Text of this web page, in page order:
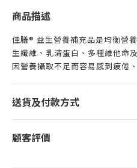
商品描述
佳膳® 益生營養補充品是均衡營
生纖維、乳清蛋白、多種維他命
因營養攝取不足而容易感到疲倦
送貨及付款方式
顧客評價